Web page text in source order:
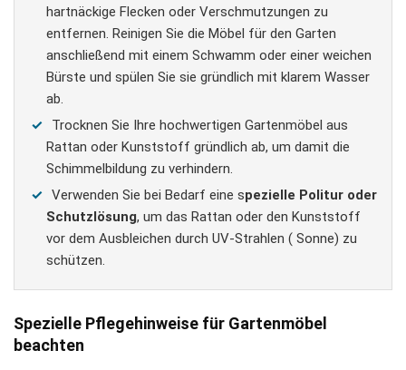
hartnäckige Flecken oder Verschmutzungen zu
entfernen. Reinigen Sie die Möbel für den Garten
anschließend mit einem Schwamm oder einer weichen
Bürste und spülen Sie sie gründlich mit klarem Wasser
ab.
Trocknen Sie Ihre hochwertigen Gartenmöbel aus
Rattan oder Kunststoff gründlich ab, um damit die
Schimmelbildung zu verhindern.
Verwenden Sie bei Bedarf eine spezielle Politur oder
Schutzlösung, um das Rattan oder den Kunststoff
vor dem Ausbleichen durch UV-Strahlen ( Sonne) zu
schützen.
Spezielle Pflegehinweise für Gartenmöbel
beachten